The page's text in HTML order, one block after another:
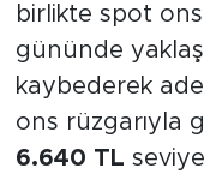
birlikte spot
gününde
kaybederek
ons rüzgarıyla
6.640 TL